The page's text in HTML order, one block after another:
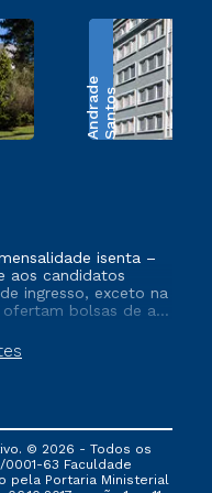
S
a
n
t
o
s
A
n
d
r
a
d
e
isenta –
aos candidatos
ingresso, exceto na
bolsas de até
e/ou não
matrícula em uma
governamentais, e
campanha
© 2026 - Todos os
0001-63 Faculdade
pela Portaria Ministerial